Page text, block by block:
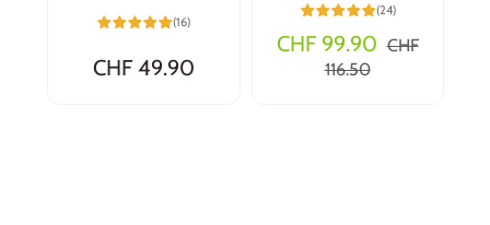
(16)
CHF 49.90
(24)
CHF 99.90 CHF
116.50